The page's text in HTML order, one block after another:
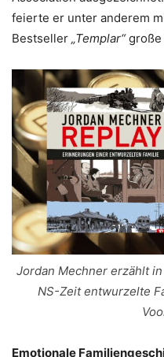
feierte er unter anderem
Bestseller „Templar“große
Jordan Mechner erzählt
NS-Zeit entwurzelte
Emotionale